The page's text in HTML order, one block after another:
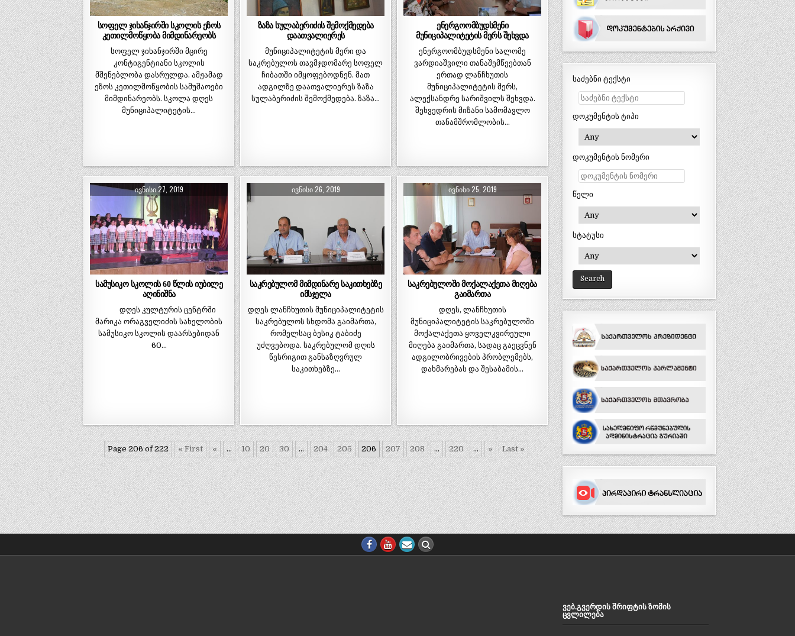
სოფელ ჯიხანჯირში სკოლის ეზოს
კეთილმოწყობა მიმდინარეობს
სოფელ ჯიხანჯირში მცირე
კონტიგენტიანი სკოლის
მშენებლობა დასრულდა. ამჟამად
ეზოს კეთილმოწყობის სამუშაოები
მიმდინარეობს. სკოლა დღეს
მუნიციპალიტეტის…
ზაზა სულაბერიძის შემოქმედება
დაათვალიერეს
მუნიციპალიტეტის მერი და
საკრებულოს თავმჯდომარე სოფელ
ჩიბათში იმყოფებოდნენ. მათ
ადგილზე დაათვალიერეს ზაზა
სულაბერიძის შემოქმედება. ზაზა…
ენერგოომბუდსმენი
მუნიციპალიტეტის მერს შეხვდა
ენერგოომბუდსმენი სალომე
ვარდიაშვილი თანაშემწეებთან
ერთად ლანჩხუთის
მუნიციპალიტეტის მერს,
ალექსანდრე სარიშვილს შეხვდა.
შეხვედრის მიზანი სამომავლო
თანამშრომლობის…
ᲘᲕᲜᲘᲡᲘ 27, 2019
სამუსიკო სკოლის 60 წლის იუბილე
აღინიშნა
დღეს კულტურის ცენტრში
მარიკა ორაგველიძის სახელობის
სამუსიკო სკოლის დაარსებიდან
60…
ᲘᲕᲜᲘᲡᲘ 26, 2019
საკრებულომ მიმდინარე საკითხებზე
იმსჯელა
დღეს ლანჩხუთის მუნიციპალიტეტის
საკრებულოს სხდომა გაიმართა,
რომელსაც ბესიკ ტაბიძე
უძღვებოდა. საკრებულომ დღის
წესრიგით განსაზღვრულ
საკითხებზე…
ᲘᲕᲜᲘᲡᲘ 25, 2019
საკრებულოში მოქალაქეთა მიღება
გაიმართა
დღეს, ლანჩხუთის
მუნიციპალიტეტის საკრებულოში
მოქალაქეთა ყოველკვირეული
მიღება გაიმართა, სადაც გაეცვნენ
ადგილობრივების პრობლემებს,
დახმარებას და შესაბამის…
Page 206 of 222 « First « ... 10 20 30 ... 204 205 206 207 208 ... 220 ... » Last »
საძებნი ტექსტი
დოკუმენტის ტიპი
დოკუმენტის ნომერი
წელი
სტატუსი
ᲕᲔᲑ.ᲒᲕᲔᲠᲓᲘᲡ ᲨᲠᲘᲤᲢᲘᲡ ᲖᲝᲛᲘᲡ
ᲪᲕᲚᲘᲚᲔᲑᲐ